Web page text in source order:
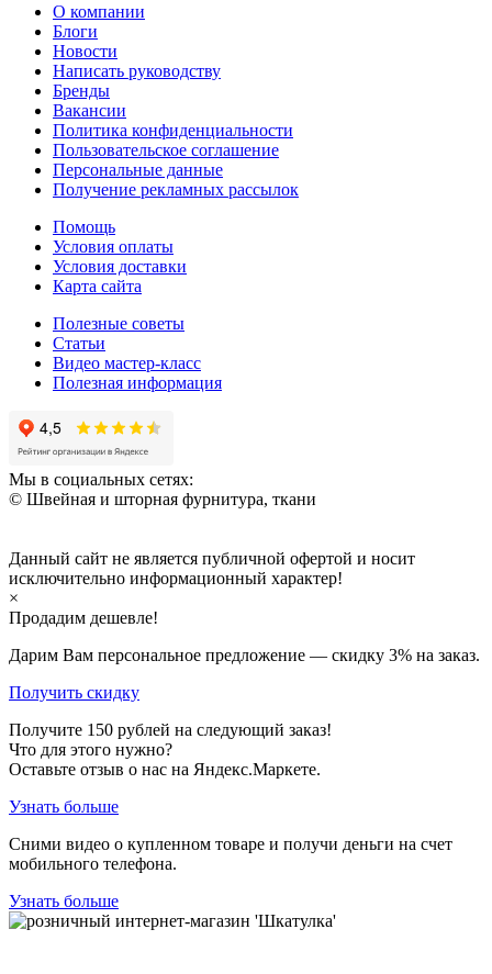
О компании
Блоги
Новости
Написать руководству
Бренды
Вакансии
Политика конфиденциальности
Пользовательское соглашение
Персональные данные
Получение рекламных рассылок
Помощь
Условия оплаты
Условия доставки
Карта сайта
Полезные советы
Статьи
Видео мастер-класс
Полезная информация
Мы в социальных сетях:
© Швейная и шторная фурнитура, ткани
Данный сайт не является публичной офертой и носит
исключительно информационный характер!
×
Продадим дешевле!
Дарим Вам персональное предложение — скидку 3% на заказ.
Получить скидку
Получите 150 рублей на следующий заказ!
Что для этого нужно?
Оставьте отзыв о нас на Яндекс.Маркете.
Узнать больше
Сними видео о купленном товаре и получи деньги на счет
мобильного телефона.
Узнать больше